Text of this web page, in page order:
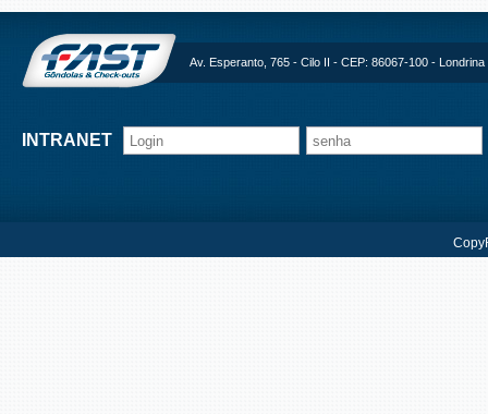
Av. Esperanto, 765 - Cilo II - CEP: 86067-100 -
INTRANET